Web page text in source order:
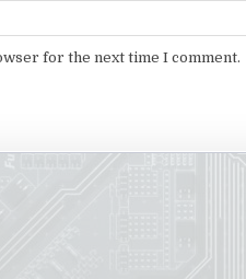
for the next time I comment.